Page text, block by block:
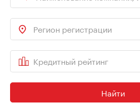
Регион регистрации
Кредитный рейтинг
Найти